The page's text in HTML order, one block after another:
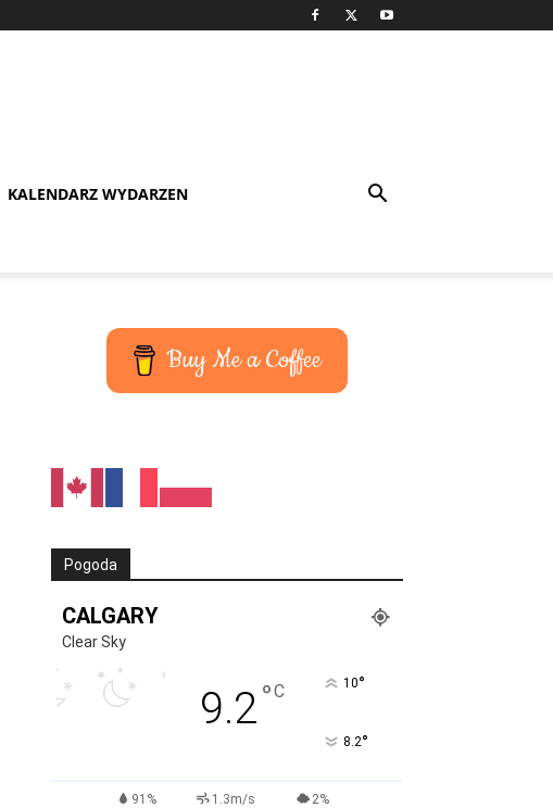
KALENDARZ WYDARZEN
Buy Me a Coffee
Pogoda
CALGARY
Clear Sky
9.2°C 10°
8.2°
91% 1.3m/s 2%